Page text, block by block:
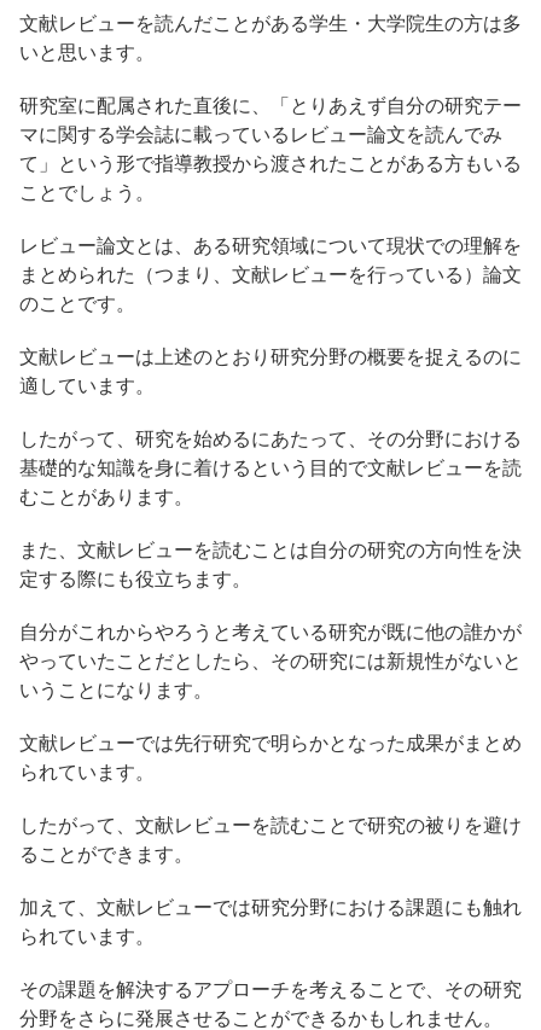
文献レビューを読んだことがある学生・大学院生の方は多
いと思います。
研究室に配属された直後に、「とりあえず自分の研究テー
マに関する学会誌に載っているレビュー論文を読んでみ
て」という形で指導教授から渡されたことがある方もいる
ことでしょう。
レビュー論文とは、ある研究領域について現状での理解を
まとめられた（つまり、文献レビューを行っている）論文
のことです。
文献レビューは上述のとおり研究分野の概要を捉えるのに
適しています。
したがって、研究を始めるにあたって、その分野における
基礎的な知識を身に着けるという目的で文献レビューを読
むことがあります。
また、文献レビューを読むことは自分の研究の方向性を決
定する際にも役立ちます。
自分がこれからやろうと考えている研究が既に他の誰かが
やっていたことだとしたら、その研究には新規性がないと
いうことになります。
文献レビューでは先行研究で明らかとなった成果がまとめ
られています。
したがって、文献レビューを読むことで研究の被りを避け
ることができます。
加えて、文献レビューでは研究分野における課題にも触れ
られています。
その課題を解決するアプローチを考えることで、その研究
分野をさらに発展させることができるかもしれません。